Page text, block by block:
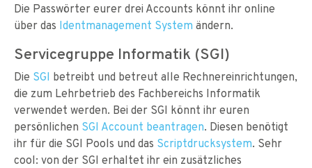
Die Passwörter eurer drei Accounts könnt ihr online
über das Identmanagement System ändern.
Servicegruppe Informatik (SGI)
Die SGI betreibt und betreut alle Rechnereinrichtungen,
die zum Lehrbetrieb des Fachbereichs Informatik
verwendet werden. Bei der SGI könnt ihr euren
persönlichen SGI Account beantragen. Diesen benötigt
ihr für die SGI Pools und das Scriptdrucksystem. Sehr
cool: von der SGI erhaltet ihr ein zusätzliches